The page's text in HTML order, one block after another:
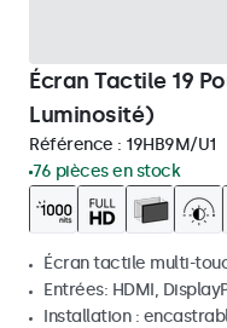
Écran Tactile 19
Luminosité)
Référence : 19HB9M/U1
76 pièces en stock
Écran tactile multi-
Entrées: HDMI,
Installation :